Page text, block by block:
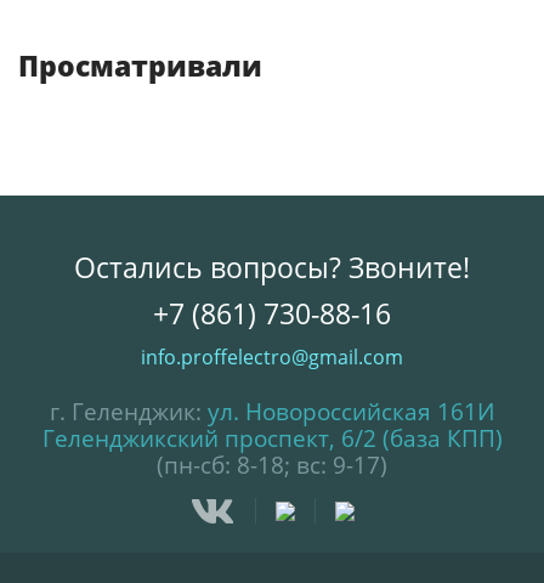
Просматривали
Остались вопросы? Звоните!
+7 (861) 730-88-16
info.proffelectro@gmail.com
г. Геленджик: ул. Новороссийская 161И
Геленджикский проспект, 6/2 (база КПП)
(пн-сб: 8-18; вс: 9-17)